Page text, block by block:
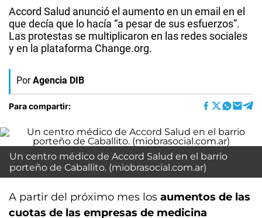
Accord Salud anunció el aumento en un email en el
que decía que lo hacía “a pesar de sus esfuerzos”.
Las protestas se multiplicaron en las redes sociales
y en la plataforma Change.org.
Por Agencia DIB
Para compartir:
Un centro médico de Accord Salud en el barrio
porteño de Caballito. (miobrasocial.com.ar)
A partir del próximo mes los aumentos de las
cuotas de las empresas de medicina